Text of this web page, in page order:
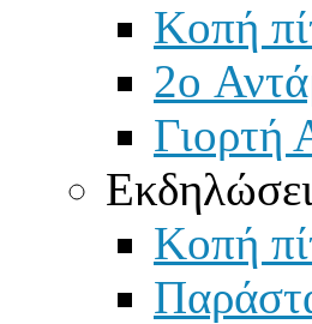
Κοπή
2o
Γιορτή
Κοπή